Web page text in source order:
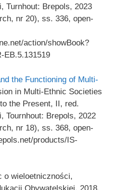
Turnhout: Brepols, 2023
nr 20), ss. 336, open-
action/showBook?
EB.5.131519
the Functioning of Multi-
in Multi-Ethnic Societies
the Present, II, red.
Tournhout: Brepols, 2022
nr 18), ss. 368, open-
products/IS-
o wieloetniczności,